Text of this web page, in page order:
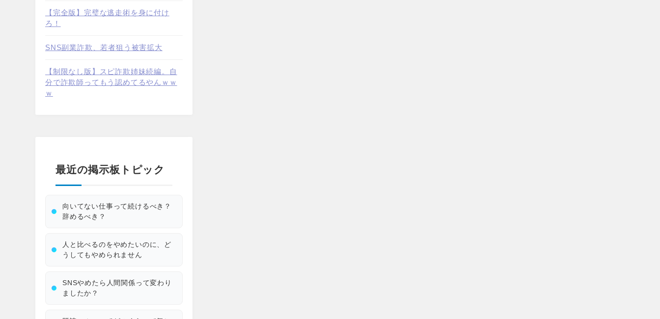
【完全版】完璧な逃走術を身に付け
ろ！
SNS副業詐欺、若者狙う被害拡大
【制限なし版】スピ詐欺姉妹続編。自
分で詐欺師ってもう認めてるやんｗｗ
ｗ
最近の掲示板トピック
向いてない仕事って続けるべき？
辞めるべき？
人と比べるのをやめたいのに、ど
うしてもやめられません
SNSやめたら人間関係って変わり
ましたか？